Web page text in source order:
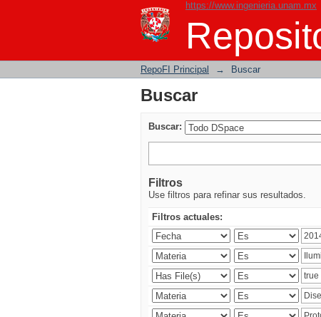
https://www.ingenieria.unam.mx
Buscar
RepoFI Principal → Buscar
Buscar
Buscar:
Filtros
Use filtros para refinar sus resultados.
Filtros actuales: